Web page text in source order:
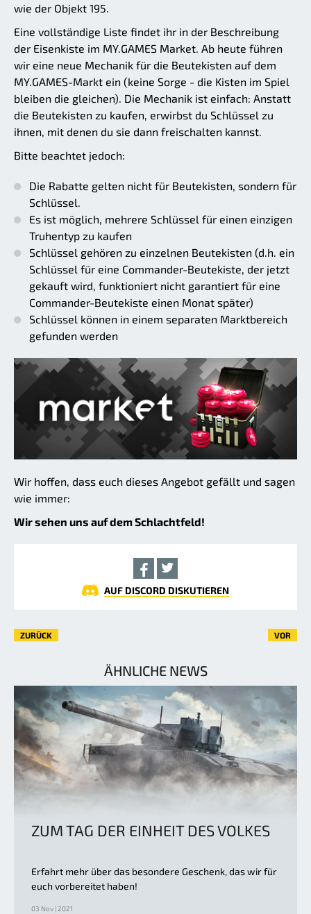
wie der Objekt 195.
Eine vollständige Liste findet ihr in der Beschreibung
der Eisenkiste im MY.GAMES Market. Ab heute führen
wir eine neue Mechanik für die Beutekisten auf dem
MY.GAMES-Markt ein (keine Sorge - die Kisten im Spiel
bleiben die gleichen). Die Mechanik ist einfach: Anstatt
die Beutekisten zu kaufen, erwirbst du Schlüssel zu
ihnen, mit denen du sie dann freischalten kannst.
Bitte beachtet jedoch:
Die Rabatte gelten nicht für Beutekisten, sondern für
Schlüssel.
Es ist möglich, mehrere Schlüssel für einen einzigen
Truhentyp zu kaufen
Schlüssel gehören zu einzelnen Beutekisten (d.h. ein
Schlüssel für eine Commander-Beutekiste, der jetzt
gekauft wird, funktioniert nicht garantiert für eine
Commander-Beutekiste einen Monat später)
Schlüssel können in einem separaten Marktbereich
gefunden werden
Wir hoffen, dass euch dieses Angebot gefällt und sagen
wie immer:
Wir sehen uns auf dem Schlachtfeld!
AUF DISCORD DISKUTIEREN
ZURÜCK VOR
ÄHNLICHE NEWS
ZUM TAG DER EINHEIT DES VOLKES
Erfahrt mehr über das besondere Geschenk, das wir für
euch vorbereitet haben!
03 Nov | 2021